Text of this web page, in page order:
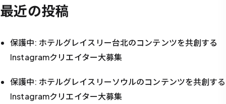
最近の投稿
保護中: ホテルグレイスリー台北のコンテンツを共創する
Instagramクリエイター大募集
保護中: ホテルグレイスリーソウルのコンテンツを共創する
Instagramクリエイター大募集